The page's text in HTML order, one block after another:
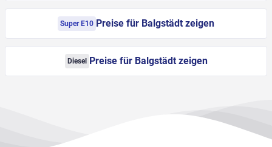
Super E10 Preise für Balgstädt zeigen
Diesel Preise für Balgstädt zeigen